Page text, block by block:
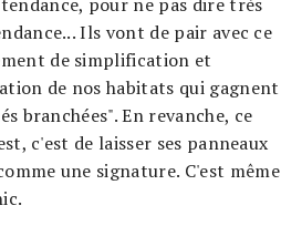
pour ne pas dire très
Ils vont de pair avec ce
de simplification et
de nos habitats qui gagnent
branchées". En revanche, ce
c'est de laisser ses panneaux
une signature. C'est même